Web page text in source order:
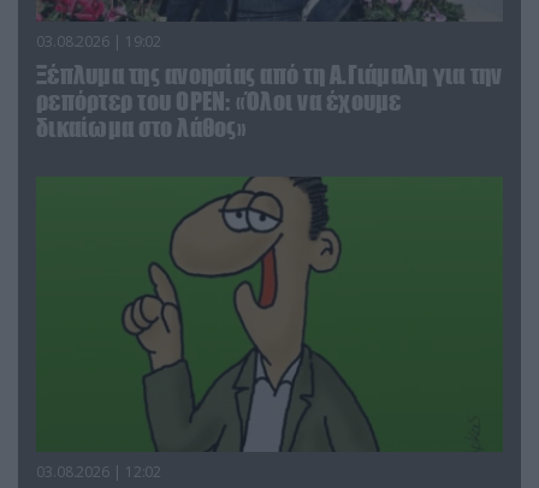
03.08.2026 | 19:02
Ξέπλυμα της ανοησίας από τη Α.Γιάμαλη για την
ρεπόρτερ του ΟΡΕΝ: «Όλοι να έχουμε
δικαίωμα στο λάθος»
03.08.2026 | 12:02